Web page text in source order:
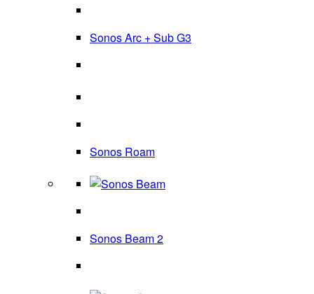
Sonos Arc + Sub G3
Sonos Roam
Sonos Beam 2